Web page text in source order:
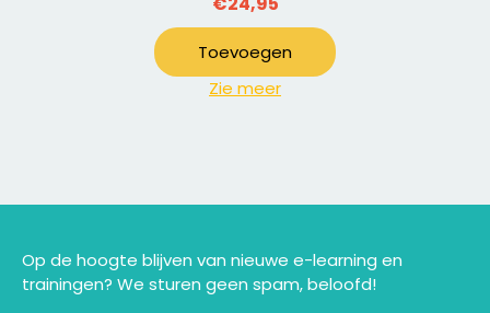
Toevoegen
Zie meer
Op de hoogte blijven van nieuwe e-learning en
trainingen? We sturen geen spam, beloofd!